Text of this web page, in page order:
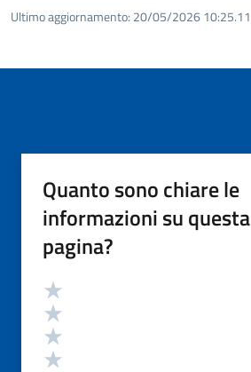
Ultimo aggiornamento: 20/05/2026 10:25.11
Quanto sono chiare le
informazioni su questa
pagina?
Valutazione